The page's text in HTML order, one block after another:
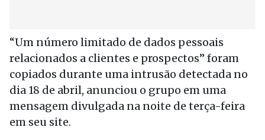
“Um número limitado de dados pessoais
relacionados a clientes e prospectos” foram
copiados durante uma intrusão detectada no
dia 18 de abril, anunciou o grupo em uma
mensagem divulgada na noite de terça-feira
em seu site.